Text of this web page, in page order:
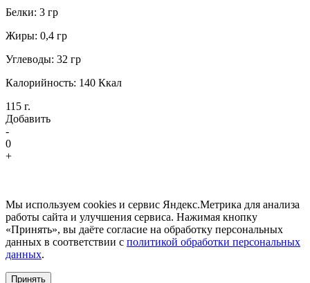
Белки: 3 гр
Жиры: 0,4 гр
Углеводы: 32 гр
Калорийность: 140 Ккал
115 г.
Добавить
-
0
+
Мы используем cookies и сервис Яндекс.Метрика для анализа
работы сайта и улучшения сервиса. Нажимая кнопку
«Принять», вы даёте согласие на обработку персональных
данных в соответствии с политикой обработки персональных
данных.
Принять